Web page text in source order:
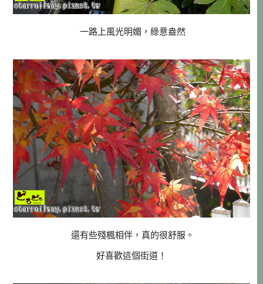
一路上風光明媚，綠意盎然
還有些殘楓相伴，真的很舒服。
好喜歡這個街道！